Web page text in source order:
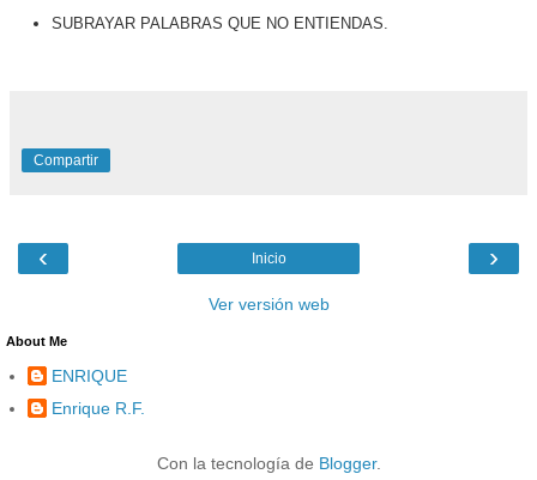
SUBRAYAR PALABRAS QUE NO ENTIENDAS.
Compartir
‹ ›
Inicio
Ver versión web
About Me
ENRIQUE
Enrique R.F.
Con la tecnología de Blogger.